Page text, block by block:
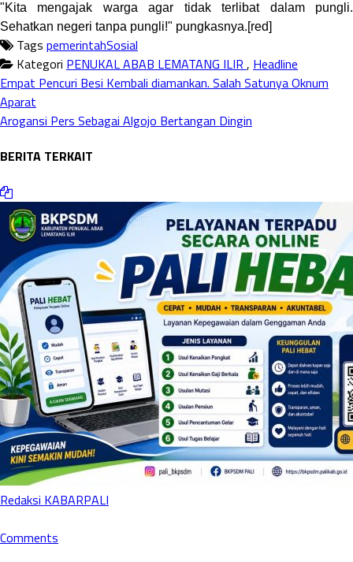
"Kita mengajak warga agar tidak terlibat dalam pungli.
Sehatkan negeri tanpa pungli!" pungkasnya.[red]
Tags pemerintahSosial
Kategori PENUKAL ABAB LEMATANG ILIR , Headline
Empat Pencuri Besi Kembali diamankan. Salah Satunya Oknum
Aparat
Arogansi Pers Sebagai Algojo Bertangan Dingin
BERITA TERKAIT
Redaksi KABARPALI
Comments